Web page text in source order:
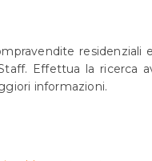
residenziali
Effettua la ricerca
informazioni.